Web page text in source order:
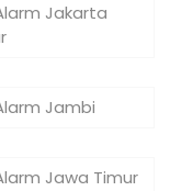
Jakarta
Jambi
Jawa Timur